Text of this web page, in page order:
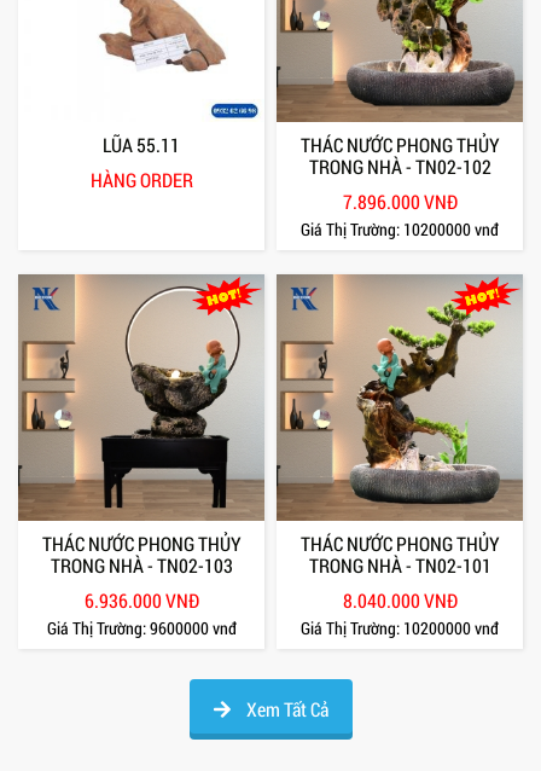
LŨA 55.11
HÀNG ORDER
THÁC NƯỚC PHONG THỦY
TRONG NHÀ - TN02-102
7.896.000 VNĐ
Giá Thị Trường: 10200000 vnđ
THÁC NƯỚC PHONG THỦY
TRONG NHÀ - TN02-103
6.936.000 VNĐ
Giá Thị Trường:9600000 vnđ
THÁC NƯỚC PHONG THỦY
TRONG NHÀ - TN02-101
8.040.000 VNĐ
Giá Thị Trường: 10200000 vnđ
Xem Tất Cả